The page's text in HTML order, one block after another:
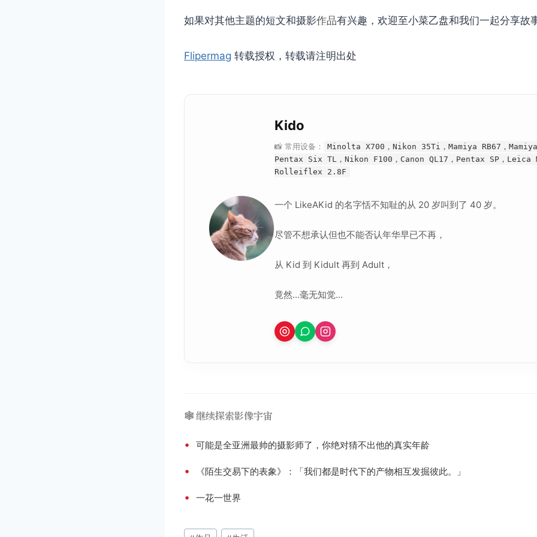
如果对其他主题的短文和摄影作品有兴趣，欢迎至小菜乙盘和我们一起分享故
Flipermag 转载授权，转载请注明出处
Kido
📸 常用设备：
Minolta X700，Nikon 35Ti，Mamiya RB67，Mamiya
Pentax Six TL，Nikon F100，Canon QL17，Pentax SP，Leica
Rolleiflex 2.8F
一个 LikeAKid 的名字恬不知耻的从 20 岁叫到了 40 岁。
尽管不想承认但也不能否认年华早已不再，
从 Kid 到 Kidult 再到 Adult，
竟然...毫无知觉...
🕸️ 继续探索影像宇宙
• 可能是全亚洲最帅的摄影师了，你绝对猜不出他的真实年龄
• 《陌生交易下的表象》：「我们都是时代下的产物相互发掘彼此。」
• 一花一世界
文